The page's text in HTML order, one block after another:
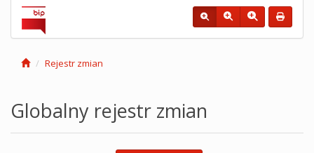
Rejestr zmian
Globalny rejestr zmian